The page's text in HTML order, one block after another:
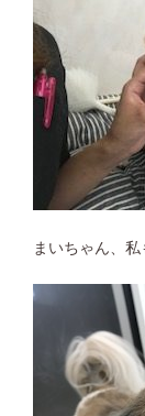
まいちゃん、